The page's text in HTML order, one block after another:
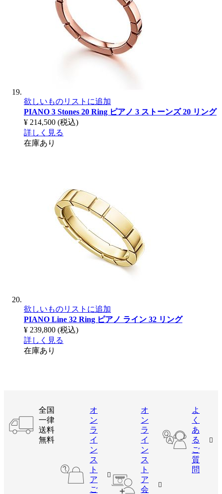
欲しいものリストに追加
PIANO 3 Stones 20 Ring ピアノ 3 ストーンズ 20 リング
¥ 214,500 (税込)
詳しく見る
在庫あり
欲しいものリストに追加
PIANO Line 32 Ring ピアノ ライン 32 リング
¥ 239,800 (税込)
詳しく見る
在庫あり
全国
一律
送料
無料
オ
ン
ラ
イ
ン
ス
ト
ア
ご
オ
ン
ラ
イ
ン
ス
ト
ア
会
よ
く
あ
る
ご
質
問